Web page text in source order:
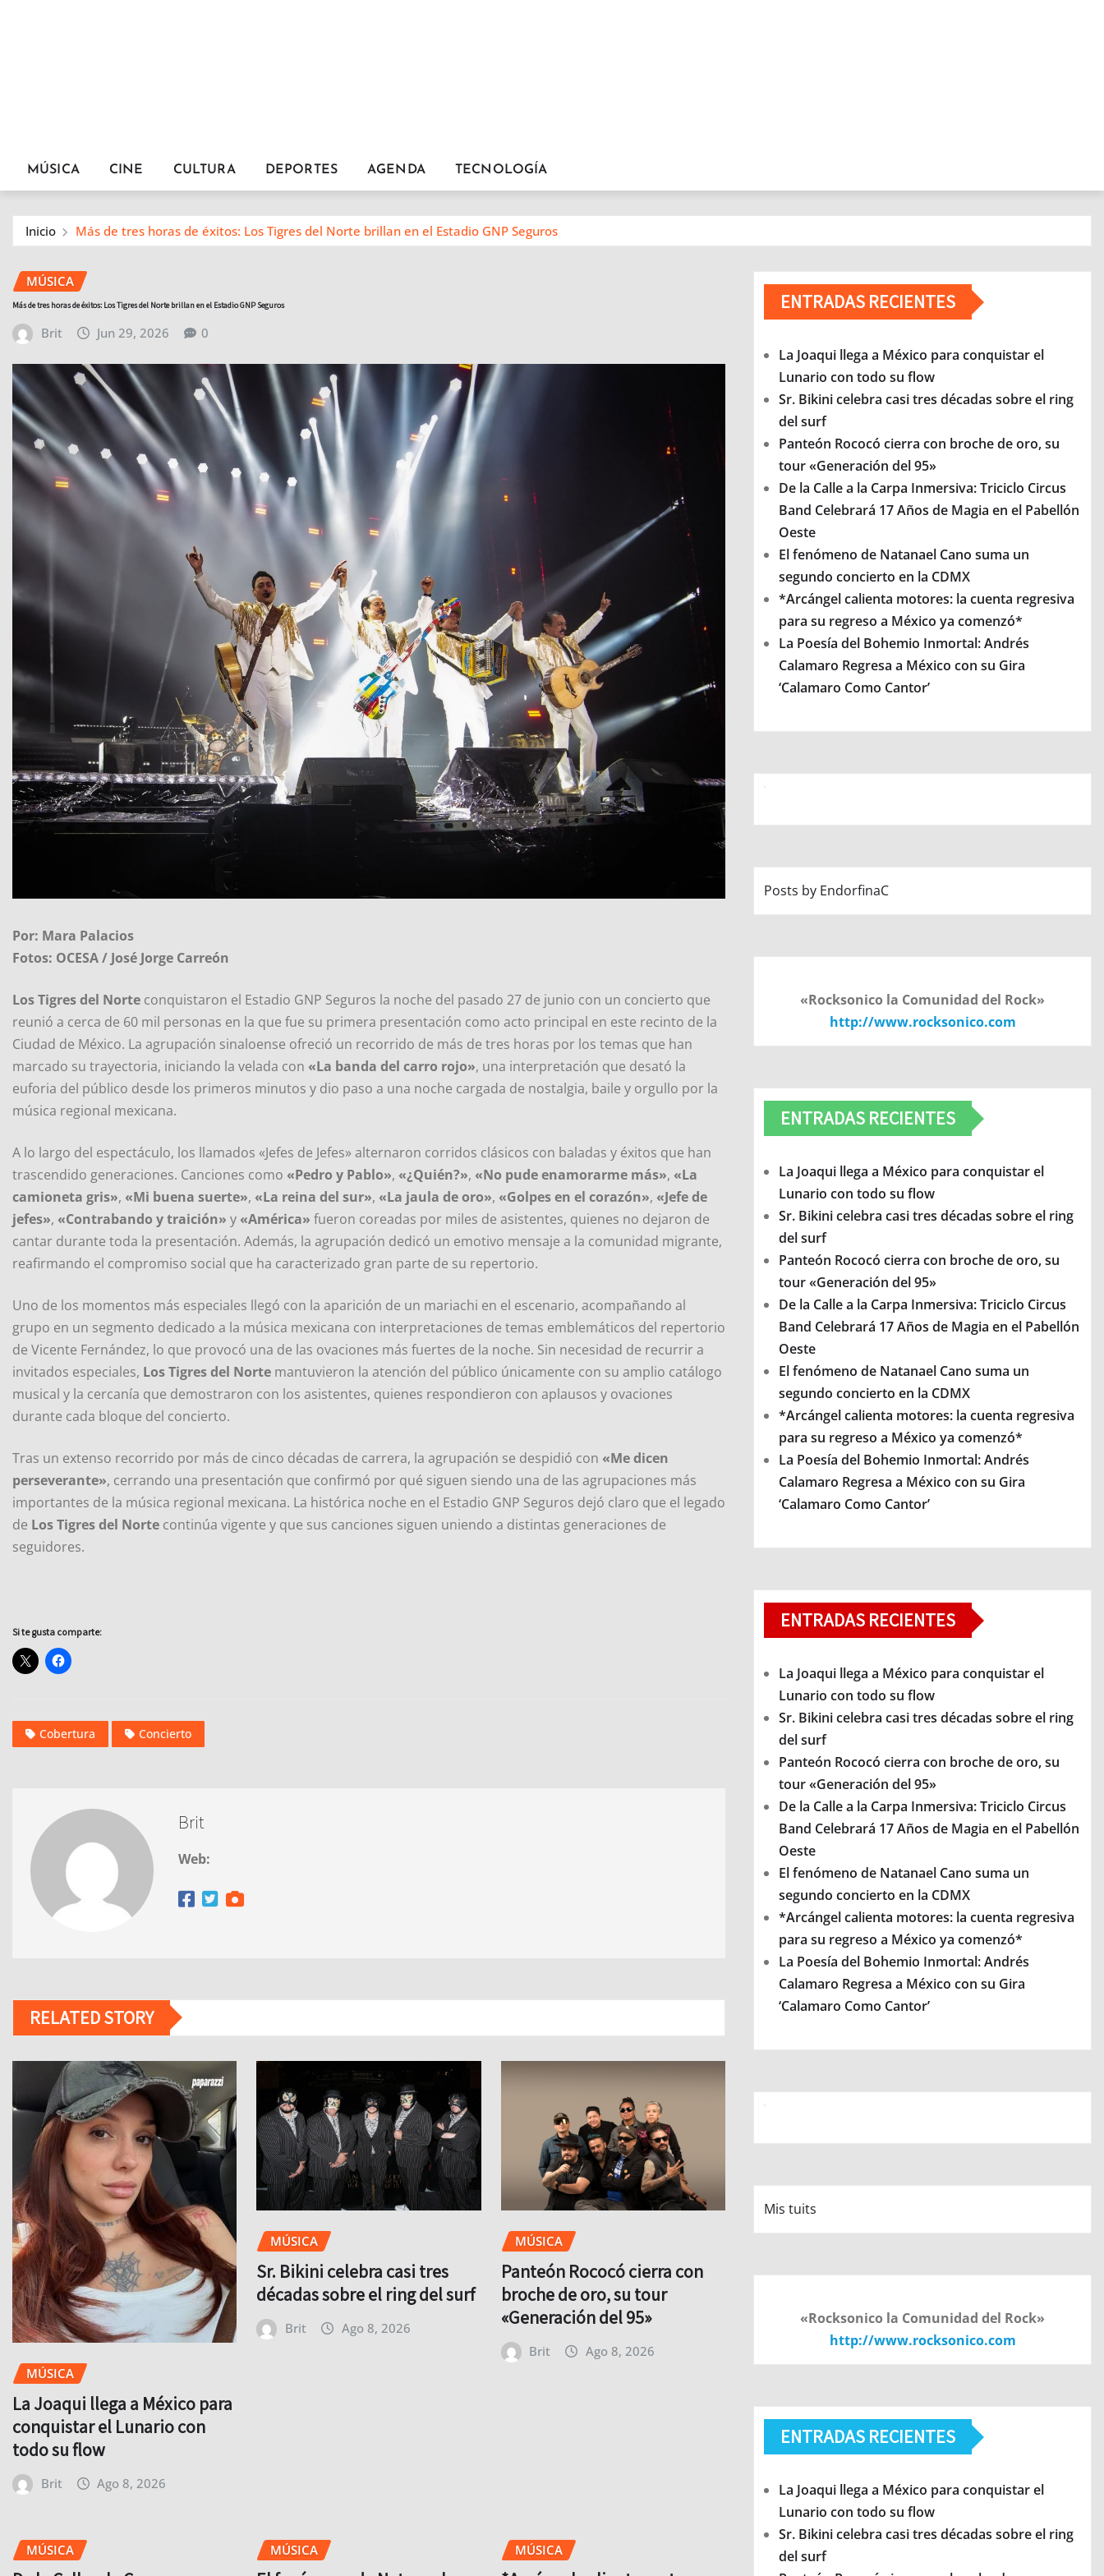
MÚSICA CINE CULTURA DEPORTES AGENDA TECNOLOGÍA
Inicio Más de tres horas de éxitos: Los Tigres del Norte brillan en el Estadio GNP Seguros
MÚSICA
Más de tres horas de éxitos: Los Tigres del Norte brillan en el Estadio GNP Seguros
Brit Jun 29, 2026 0
Por: Mara Palacios
Fotos: OCESA / José Jorge Carreón
Los Tigres del Norte conquistaron el Estadio GNP Seguros la noche del pasado 27 de junio con un concierto que
reunió a cerca de 60 mil personas en la que fue su primera presentación como acto principal en este recinto de la
Ciudad de México. La agrupación sinaloense ofreció un recorrido de más de tres horas por los temas que han
marcado su trayectoria, iniciando la velada con «La banda del carro rojo», una interpretación que desató la
euforia del público desde los primeros minutos y dio paso a una noche cargada de nostalgia, baile y orgullo por la
música regional mexicana.
A lo largo del espectáculo, los llamados «Jefes de Jefes» alternaron corridos clásicos con baladas y éxitos que han
trascendido generaciones. Canciones como «Pedro y Pablo», «¿Quién?», «No pude enamorarme más», «La
camioneta gris», «Mi buena suerte», «La reina del sur», «La jaula de oro», «Golpes en el corazón», «Jefe de
jefes», «Contrabando y traición» y«América» fueron coreadas por miles de asistentes, quienes no dejaron de
cantar durante toda la presentación. Además, la agrupación dedicó un emotivo mensaje a la comunidad migrante,
reafirmando el compromiso social que ha caracterizado gran parte de su repertorio.
Uno de los momentos más especiales llegó con la aparición de un mariachi en el escenario, acompañando al
grupo en un segmento dedicado a la música mexicana con interpretaciones de temas emblemáticos del repertorio
de Vicente Fernández, lo que provocó una de las ovaciones más fuertes de la noche. Sin necesidad de recurrir a
invitados especiales, Los Tigres del Norte mantuvieron la atención del público únicamente con su amplio catálogo
musical y la cercanía que demostraron con los asistentes, quienes respondieron con aplausos y ovaciones
durante cada bloque del concierto.
Tras un extenso recorrido por más de cinco décadas de carrera, la agrupación se despidió con «Me dicen
perseverante», cerrando una presentación que confirmó por qué siguen siendo una de las agrupaciones más
importantes de la música regional mexicana. La histórica noche en el Estadio GNP Seguros dejó claro que el legado
de Los Tigres del Norte continúa vigente y que sus canciones siguen uniendo a distintas generaciones de
seguidores.
Si te gusta comparte:
Cobertura Concierto
Brit
Web:
RELATED STORY
MÚSICA
La Joaqui llega a México para
conquistar el Lunario con
todo su flow
Brit Ago 8, 2026
MÚSICA
Sr. Bikini celebra casi tres
décadas sobre el ring del surf
Brit Ago 8, 2026
MÚSICA
Panteón Rococó cierra con
broche de oro, su tour
«Generación del 95»
Brit Ago 8, 2026
MÚSICA MÚSICA MÚSICA
ENTRADAS RECIENTES
La Joaqui llega a México para conquistar el
Lunario con todo su flow
Sr. Bikini celebra casi tres décadas sobre el ring
del surf
Panteón Rococó cierra con broche de oro, su
tour «Generación del 95»
De la Calle a la Carpa Inmersiva: Triciclo Circus
Band Celebrará 17 Años de Magia en el Pabellón
Oeste
El fenómeno de Natanael Cano suma un
segundo concierto en la CDMX
*Arcángel calienta motores: la cuenta regresiva
para su regreso a México ya comenzó*
La Poesía del Bohemio Inmortal: Andrés
Calamaro Regresa a México con su Gira
‘Calamaro Como Cantor’
Posts by EndorfinaC
«Rocksonico la Comunidad del Rock»
http://www.rocksonico.com
ENTRADAS RECIENTES
La Joaqui llega a México para conquistar el
Lunario con todo su flow
Sr. Bikini celebra casi tres décadas sobre el ring
del surf
Panteón Rococó cierra con broche de oro, su
tour «Generación del 95»
De la Calle a la Carpa Inmersiva: Triciclo Circus
Band Celebrará 17 Años de Magia en el Pabellón
Oeste
El fenómeno de Natanael Cano suma un
segundo concierto en la CDMX
*Arcángel calienta motores: la cuenta regresiva
para su regreso a México ya comenzó*
La Poesía del Bohemio Inmortal: Andrés
Calamaro Regresa a México con su Gira
‘Calamaro Como Cantor’
ENTRADAS RECIENTES
La Joaqui llega a México para conquistar el
Lunario con todo su flow
Sr. Bikini celebra casi tres décadas sobre el ring
del surf
Panteón Rococó cierra con broche de oro, su
tour «Generación del 95»
De la Calle a la Carpa Inmersiva: Triciclo Circus
Band Celebrará 17 Años de Magia en el Pabellón
Oeste
El fenómeno de Natanael Cano suma un
segundo concierto en la CDMX
*Arcángel calienta motores: la cuenta regresiva
para su regreso a México ya comenzó*
La Poesía del Bohemio Inmortal: Andrés
Calamaro Regresa a México con su Gira
‘Calamaro Como Cantor’
Mis tuits
«Rocksonico la Comunidad del Rock»
http://www.rocksonico.com
ENTRADAS RECIENTES
La Joaqui llega a México para conquistar el
Lunario con todo su flow
Sr. Bikini celebra casi tres décadas sobre el ring
del surf